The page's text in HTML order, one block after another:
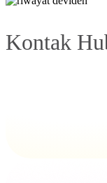
Kontak